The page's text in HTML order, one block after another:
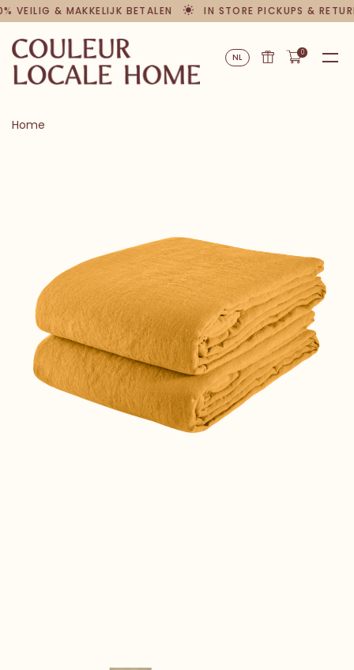
VEILIG & MAKKELIJK BETALEN IN STORE PICKUPS &
NL 0
Home